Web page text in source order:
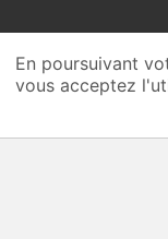
En poursuivant
vous acceptez